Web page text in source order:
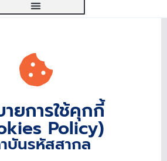
ายการใช้คุกกี้
Policy)
บันรหัสสากล